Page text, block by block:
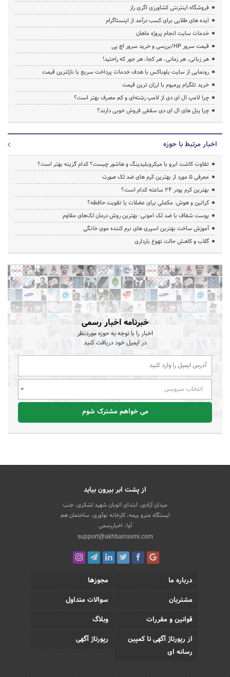
فروشگاه اینترنتی کشاورزی اگری راز
ایده های طلایی برای کسب درآمد از اینستاگرام
خدمات سایت انجام پروژه ماهان
قیمت سرور HP/بررسی و خرید سرور اچ پی
هر زبانی، هر زمانی، هر کجا، هر جور که راحتید!
رونمایی از سایت بلوباکس با هدف خدمات پرداخت سریع با نازلترین قیمت
خرید تلگرام پرمیوم با ارزان ترین قیمت
چرا لامپ ال ای دی از لامپ رشته‌ای و کم مصرف بهتر است؟
چرا پنل های ال ای دی سقفی فروش خوبی دارند؟
اخبار مرتبط با حوزه
تفاوت کاشت ابرو با میکروبلیدینگ و هاشور چیست؟ کدام گزینه بهتر است؟
معرفی 5 مورد از بهترین کرم های ضد لک صورت
بهترین کرم پودر 24 ساعته کدام است؟
کراتین و هوش: مکملی برای عضلات یا تقویت حافظه؟
پوست شفاف با ضد لک امونی: بهترین روش درمان لک‌های مقاوم
آموزش ساخت بهترین اسپری های نرم‌ کننده موی خانگی
گلاب و کاهش حالت تهوع بارداری
خبرنامه اخبار رسمی
اخبار را با توجه به حوزه موردنظر
در ایمیل خود دریافت کنید
انتخاب سرویس
می خواهم مشترک شوم
از پشت ابر بیرون بیاید
میدان آزادی، ابتدای اتوبان شهید لشکری، جنب
ایستگاه مترو بیمه، کارخانه نوآوری، ساختمان هم
آوا، اخباررسمی
support@akhbarrasmi.com
درباره ما
مجوزها
مشتریان
سوالات متداول
قوانین و مقررات
وبلاگ
از رپورتاژ آگهی تا کمپین
رسانه ای
رپورتاژ آگهی